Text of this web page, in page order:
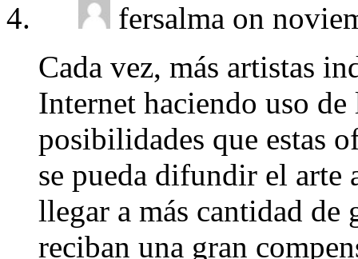
fersalma on
Cada vez, más artistas
Internet haciendo uso
posibilidades que estas
se pueda difundir el arte
llegar a más cantidad de
reciban una gran